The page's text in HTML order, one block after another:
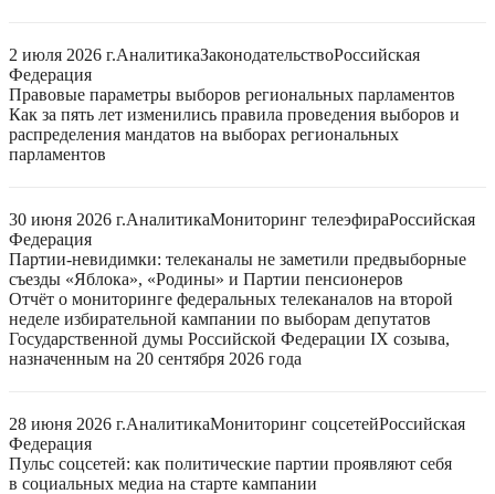
2 июля 2026 г.АналитикаЗаконодательствоРоссийская
Федерация
Правовые параметры выборов региональных парламентов
Как за пять лет изменились правила проведения выборов и
распределения мандатов на выборах региональных
парламентов
30 июня 2026 г.АналитикаМониторинг телеэфираРоссийская
Федерация
Партии-невидимки: телеканалы не заметили предвыборные
съезды «Яблока», «Родины» и Партии пенсионеров
Отчёт о мониторинге федеральных телеканалов на второй
неделе избирательной кампании по выборам депутатов
Государственной думы Российской Федерации IX созыва,
назначенным на 20 сентября 2026 года
28 июня 2026 г.АналитикаМониторинг соцсетейРоссийская
Федерация
Пульс соцсетей: как политические партии проявляют себя
в социальных медиа на старте кампании